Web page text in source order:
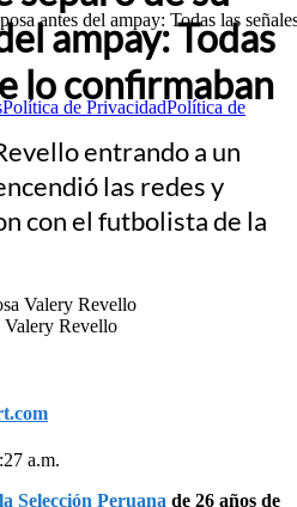
antes del ampay: Todas las
Política de PrivacidadPolítica de
ampay: Todas
lo confirmaban
entrando a un
las redes y
con el futbolista de la
Valery Revello
a.m.
Selección Peruana de 26 años de